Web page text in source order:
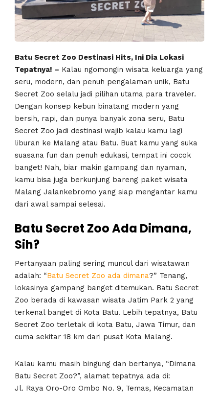
Batu Secret Zoo Destinasi Hits, Ini Dia Lokasi
Tepatnya! – Kalau ngomongin wisata keluarga yang
seru, modern, dan penuh pengalaman unik, Batu
Secret Zoo selalu jadi pilihan utama para traveler.
Dengan konsep kebun binatang modern yang
bersih, rapi, dan punya banyak zona seru, Batu
Secret Zoo jadi destinasi wajib kalau kamu lagi
liburan ke Malang atau Batu. Buat kamu yang suka
suasana fun dan penuh edukasi, tempat ini cocok
banget! Nah, biar makin gampang dan nyaman,
kamu bisa juga berkunjung bareng paket wisata
Malang Jalankebromo yang siap mengantar kamu
dari awal sampai selesai.
Batu Secret Zoo Ada Dimana,
Sih?
Pertanyaan paling sering muncul dari wisatawan
adalah: “Batu Secret Zoo ada dimana?” Tenang,
lokasinya gampang banget ditemukan. Batu Secret
Zoo berada di kawasan wisata Jatim Park 2 yang
terkenal banget di Kota Batu. Lebih tepatnya, Batu
Secret Zoo terletak di kota Batu, Jawa Timur, dan
cuma sekitar 18 km dari pusat Kota Malang.
Kalau kamu masih bingung dan bertanya, “Dimana
Batu Secret Zoo?”, alamat tepatnya ada di:
Jl. Raya Oro-Oro Ombo No. 9, Temas, Kecamatan